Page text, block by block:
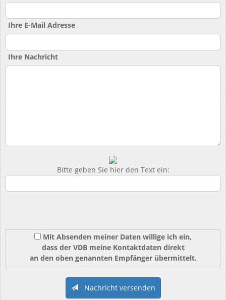
Ihre E-Mail Adresse
Ihre Nachricht
Bitte geben Sie hier den Text ein:
Mit Absenden meiner Daten willige ich ein,
dass der VDB meine Kontaktdaten direkt
an den oben genannten Empfänger übermittelt.
Nachricht versenden